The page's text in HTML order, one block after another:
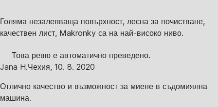
Голяма незалепваща повърхност, лесна за почистване,
качествен лист, Makronky са на най-високо ниво.
Това ревю е автоматично преведено.
Jana H.Чехия, 10. 8. 2020
Отлично качество и възможност за миене в съдомиялна
машина.